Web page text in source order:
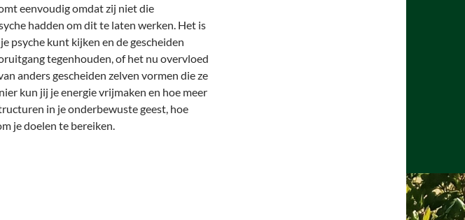
eenvoudig omdat zij niet die
hadden om dit te laten werken. Het is
psyche kunt kijken en de gescheiden
tegenhouden, of het nu overvloed
anders gescheiden zelven vormen die ze
kun jij je energie vrijmaken en hoe meer
in je onderbewuste geest, hoe
je doelen te bereiken.